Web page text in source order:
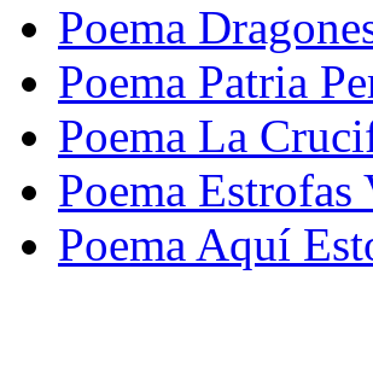
Poema
Poema Patria
Poema La
Poema
Poema Aquí